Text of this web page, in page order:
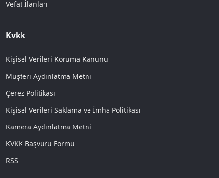
Vefat İlanları
Kvkk
Kişisel Verileri Koruma Kanunu
Müşteri Aydınlatma Metni
Çerez Politikası
Kişisel Verileri Saklama ve İmha Politikası
Kamera Aydınlatma Metni
KVKK Başvuru Formu
RSS